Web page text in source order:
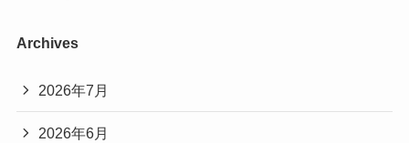
Archives
2026年7月
2026年6月